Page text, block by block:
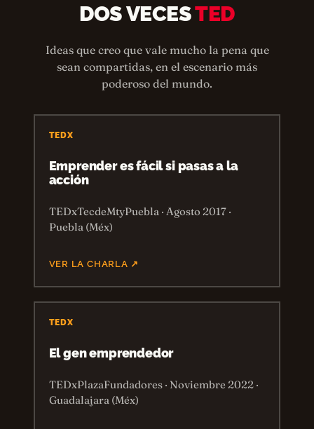
DOS VECESTED
Ideas que creo que vale mucho la pena que
sean compartidas, en el escenario más
poderoso del mundo.
TEDX
Emprender es fácil si pasas a la
acción
TEDxTecdeMtyPuebla · Agosto 2017 ·
Puebla (Méx)
VER LA CHARLA ↗
TEDX
El gen emprendedor
TEDxPlazaFundadores · Noviembre 2022 ·
Guadalajara (Méx)